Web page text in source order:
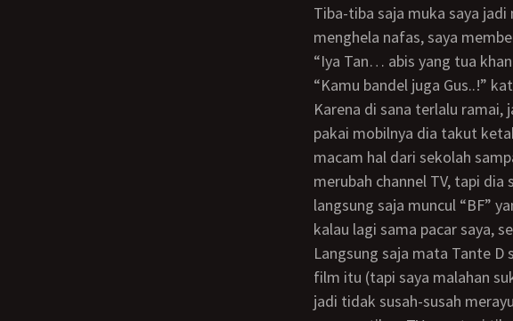
Tiba-tiba saja muka saya jadi merah dan rasanya mulut susah dibuka, tapi setelah
menghela nafas, saya
“Iya Tan… abis yang tua
“Kamu bandel juga Gus..!”
Karena di sana terlalu ramai, jadi saya diajak dia jalan-jalan pakai mobil saya (kalau
pakai mobilnya dia takut
macam hal dari sekolah
merubah channel TV, tapi
langsung saja muncul “BF”
kalau lagi sama pacar saya,
Langsung saja mata Tante D setengah melotot melihat adegan “syur” yang ada di
film itu (tapi saya malahan
jadi tidak susah-susah